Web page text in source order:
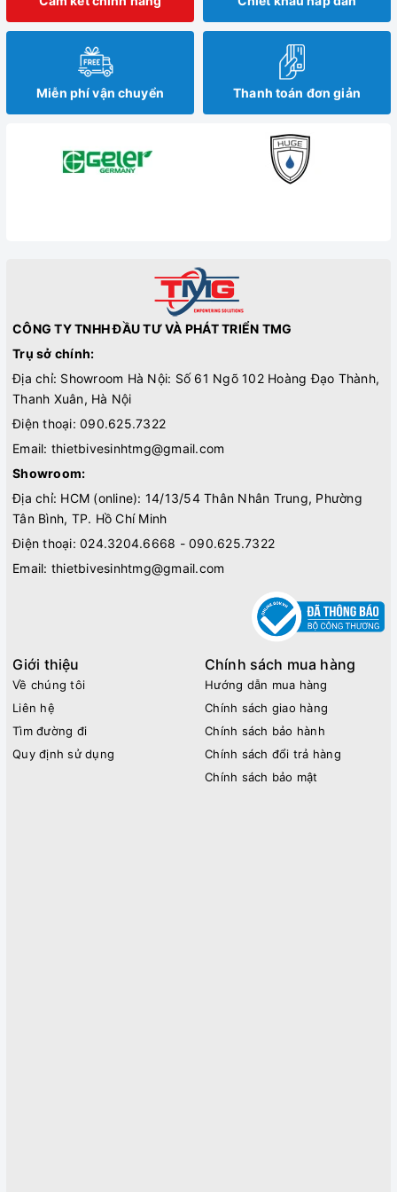
Miễn phí vận chuyển Thanh toán đơn giản
CÔNG TY TNHH ĐẦU TƯ VÀ PHÁT TRIỂN TMG
Trụ sở chính:
Địa chỉ: Showroom Hà Nội: Số 61 Ngõ 102 Hoàng Đạo Thành,
Thanh Xuân, Hà Nội
Điện thoại: 090.625.7322
Email: thietbivesinhtmg@gmail.com
Showroom:
Địa chỉ: HCM (online): 14/13/54 Thân Nhân Trung, Phường
Tân Bình, TP. Hồ Chí Minh
Điện thoại: 024.3204.6668 - 090.625.7322
Email: thietbivesinhtmg@gmail.com
Giới thiệu
Về chúng tôi
Liên hệ
Tìm đường đi
Quy định sử dụng
Chính sách mua hàng
Hướng dẫn mua hàng
Chính sách giao hàng
Chính sách bảo hành
Chính sách đổi trả hàng
Chính sách bảo mật